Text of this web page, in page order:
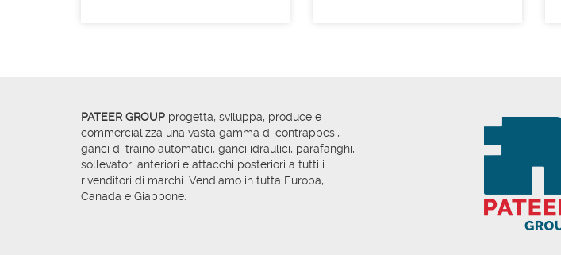
PATEER GROUP progetta, sviluppa, produce e
commercializza una vasta gamma di contrappesi,
ganci di traino automatici, ganci idraulici, parafanghi,
sollevatori anteriori e attacchi posteriori a tutti i
rivenditori di marchi. Vendiamo in tutta Europa,
Canada e Giappone.